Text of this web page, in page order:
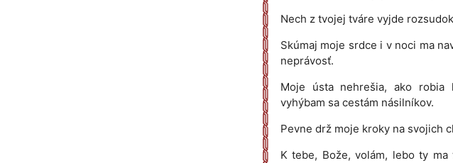
Nech z tvojej tváre vyjde
Skúmaj moje srdce i v noci ma
neprávosť.
Moje ústa nehrešia, ako
vyhýbam sa cestám násilníkov.
Pevne drž moje kroky na svojich
K tebe, Bože, volám, lebo ty